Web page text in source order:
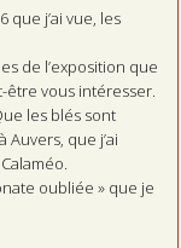
que j’ai vue, les
de l’exposition que
être vous intéresser.
les blés sont
Auvers, que j’ai
oubliée » que je